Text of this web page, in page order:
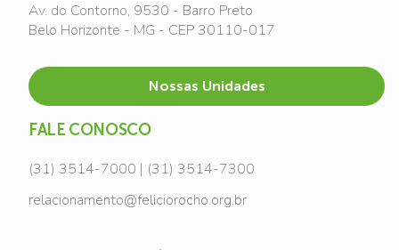
Av. do Contorno, 9530 - Barro Preto
Belo Horizonte - MG - CEP 30110-017
Nossas Unidades
FALE CONOSCO
(31) 3514-7000 | (31) 3514-7300
relacionamento@feliciorocho.org.br